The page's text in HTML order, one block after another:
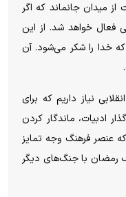
از میدان جانماند که اگر
فعال خواهد شد. از این
که خدا را شکر می‌شود. آن
نیاز داریم که برای
ادبیات، ماندگار کردن
عنصر فرهنگ وجه تمایز
رمضان با جنگ‌های دیگر